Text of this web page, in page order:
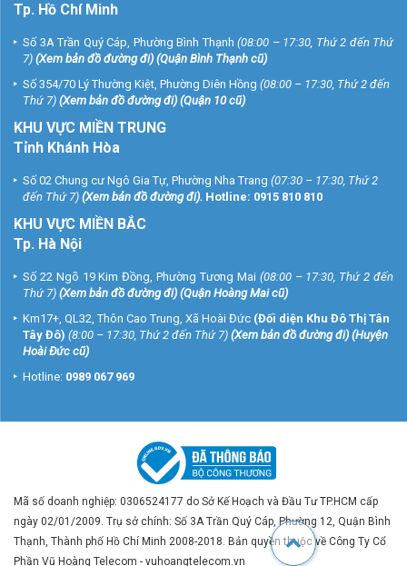
Tp. Hồ Chí Minh
Số 3A Trần Quý Cáp, Phường Bình Thạnh (08:00 – 17:30, Thứ 2 đến Thứ
7) (Xem bản đồ đường đi) (Quận Bình Thạnh cũ)
Số 354/70 Lý Thường Kiệt, Phường Diên Hồng (08:00 – 17:30, Thứ 2 đến
Thứ 7) (Xem bản đồ đường đi) (Quận 10 cũ)
KHU VỰC MIỀN TRUNG
Tỉnh Khánh Hòa
Số 02 Chung cư Ngô Gia Tự, Phường Nha Trang (07:30 – 17:30, Thứ 2
đến Thứ 7) (Xem bản đồ đường đi). Hotline: 0915 810 810
KHU VỰC MIỀN BẮC
Tp. Hà Nội
Số 22 Ngõ 19 Kim Đồng, Phường Tương Mai (08:00 – 17:30, Thứ 2 đến
Thứ 7) (Xem bản đồ đường đi) (Quận Hoàng Mai cũ)
Km17+, QL32, Thôn Cao Trung, Xã Hoài Đức (Đối diện Khu Đô Thị Tân
Tây Đô) (8:00 – 17:30, Thứ 2 đến Thứ 7) (Xem bản đồ đường đi) (Huyện
Hoài Đức cũ)
Hotline: 0989 067 969
Mã số doanh nghiệp: 0306524177 do Sở Kế Hoạch và Đầu Tư TP.HCM cấp
ngày 02/01/2009. Trụ sở chính: Số 3A Trần Quý Cáp, Phường 12, Quận Bình
Thạnh, Thành phố Hồ Chí Minh 2008-2018. Bản quyền thuộc về Công Ty Cổ
Phần Vũ Hoàng Telecom - vuhoangtelecom.vn